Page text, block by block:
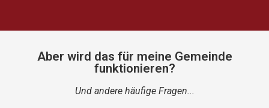
Aber wird das für meine Gemeinde
funktionieren?
Und andere häufige Fragen...